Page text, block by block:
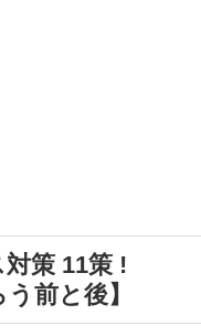
ルス対策 11策 !
前と後】